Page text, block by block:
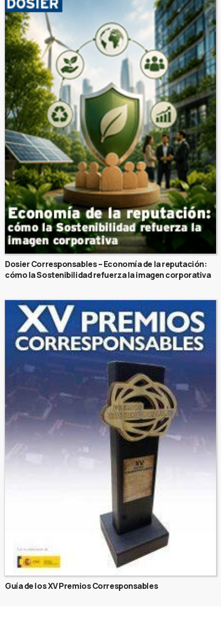
Dosier Corresponsables – Economía de la reputación:
cómo la Sostenibilidad refuerza la imagen corporativa
Guía de los XV Premios Corresponsables